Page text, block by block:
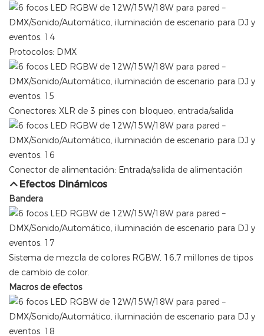
Protocolos: DMX
Conectores: XLR de 3 pines con bloqueo, entrada/salida
Conector de alimentación: Entrada/salida de alimentación
Efectos Dinámicos
Bandera
Sistema de mezcla de colores RGBW, 16,7 millones de tipos
de cambio de color.
Macros de efectos